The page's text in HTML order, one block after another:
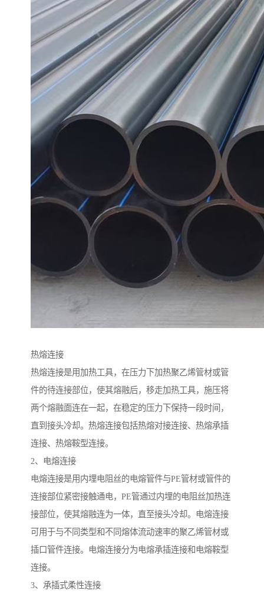
热熔连接
热熔连接是用加热工具，在压力下加热聚乙烯管材或管
件的待连接部位，使其熔融后，移走加热工具，施压将
两个熔融面连在一起，在稳定的压力下保持一段时间，
直到接头冷却。热熔连接包括热熔对接连接、热熔承插
连接、热熔鞍型连接。
2、电熔连接
电熔连接是用内埋电阻丝的电熔管件与PE管材或管件的
连接部位紧密接触通电，PE管通过内埋的电阻丝加热连
接部位，使其熔融连为一体，直至接头冷却。电熔连接
可用于与不同类型和不同熔体流动速率的聚乙烯管材或
插口管件连接。电熔连接分为电熔承插连接和电熔鞍型
连接。
3、承插式柔性连接